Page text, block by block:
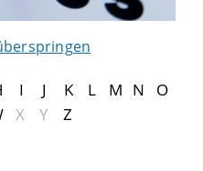
I J K L M N
O
X Y Z